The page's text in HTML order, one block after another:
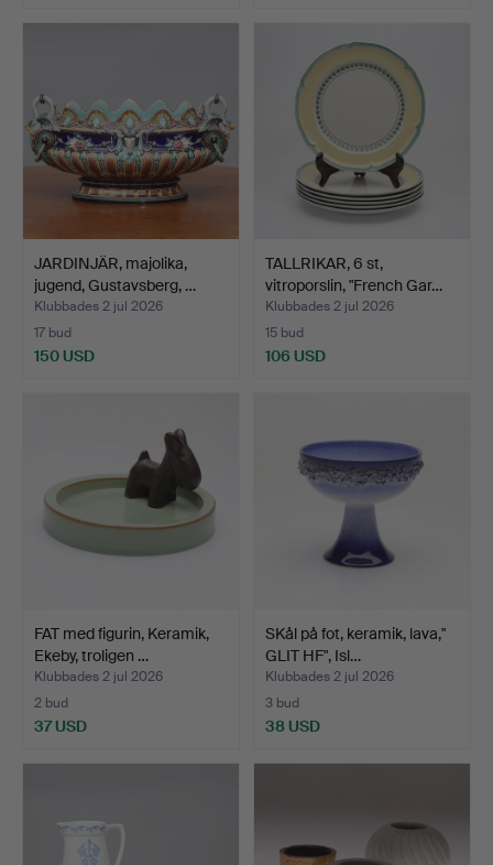
JARDINJÄR, majolika,
jugend, Gustavsberg, …
Klubbades 2 jul 2026
17 bud
150 USD
TALLRIKAR, 6 st,
vitroporslin, "French Gar…
Klubbades 2 jul 2026
15 bud
106 USD
FAT med figurin, Keramik,
Ekeby, troligen …
Klubbades 2 jul 2026
2 bud
37 USD
SKål på fot, keramik, lava,"
GLIT HF", Isl…
Klubbades 2 jul 2026
3 bud
38 USD